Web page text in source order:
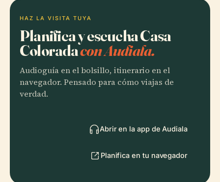
HAZ LA VISITA TUYA
Planifica y escucha Casa
Coloradacon Audiala.
Audioguía en el bolsillo, itinerario en el
navegador. Pensado para cómo viajas de
verdad.
Abrir en la app de Audiala
Planifica en tu navegador